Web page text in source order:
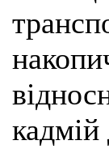
кадмій